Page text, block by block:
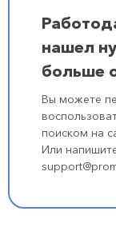
нашел
больше
Вы можете
поиском на
Или